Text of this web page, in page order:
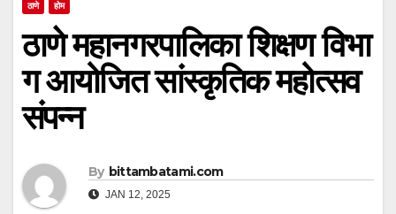
ठाणे होम
ठाणे महानगरपालिका शिक्षण विभा
ग आयोजित सांस्कृतिक महोत्सव
संपन्न
By bittambatami.com
JAN 12, 2025